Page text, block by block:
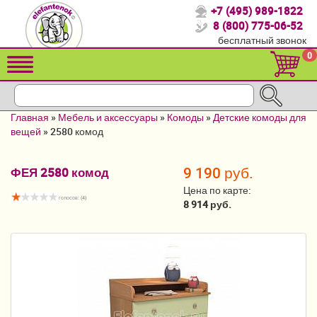
Спасибо, что выбрали нас!
Распродажа!
Детские коляски
Кроватки для новорожденных
Мебель и аксессуары
Постельные принадлежности
+7 (495) 989-1822
8 (800) 775-06-52
бесплатный звонок
0
Главная » Мебель и аксессуары » Комоды »Детские комоды для
вещей »2580 комод
ФЕЯ 2580 комод
голосов: (4)
9 190 руб.
Цена по карте:
8 914 руб.